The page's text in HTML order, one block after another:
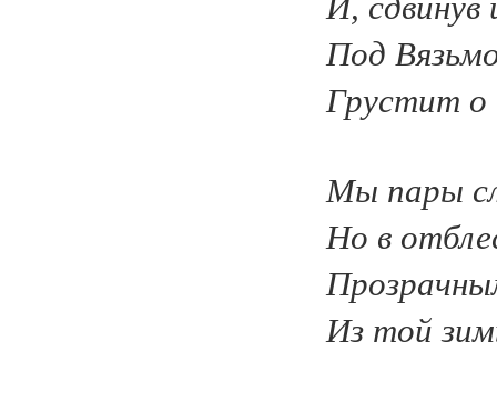
И, сдвинув
Под
Грустит о
Мы пары
Но в
Из той